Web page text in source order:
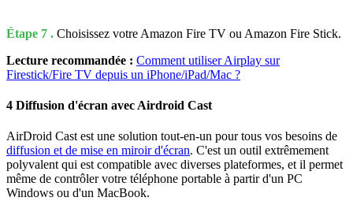
Étape 7 . Choisissez votre Amazon Fire TV ou Amazon Fire Stick.
Lecture recommandée : Comment utiliser Airplay sur
Firestick/Fire TV depuis un iPhone/iPad/Mac ?
4 Diffusion d'écran avec Airdroid Cast
AirDroid Cast est une solution tout-en-un pour tous vos besoins de
diffusion et de mise en miroir d'écran. C'est un outil extrêmement
polyvalent qui est compatible avec diverses plateformes, et il permet
même de contrôler votre téléphone portable à partir d'un PC
Windows ou d'un MacBook.